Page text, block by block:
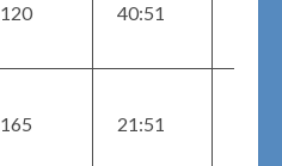
120 40:51
165 21:51